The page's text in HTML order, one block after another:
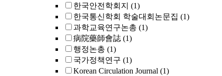
한국안전학회지 (1)
한국통신학회 학술대회논문집 (1)
과학교육연구논총 (1)
病院藥師會誌 (1)
행정논총 (1)
국가정책연구 (1)
Korean Circulation Journal (1)